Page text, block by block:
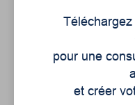
Le sommeil,
Mots-clés
pour une
et créer